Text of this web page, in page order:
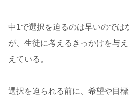
中1で選択を迫るのは早いのでは
が、生徒に考えるきっかけを与
えている。
選択を迫られる前に、希望や目